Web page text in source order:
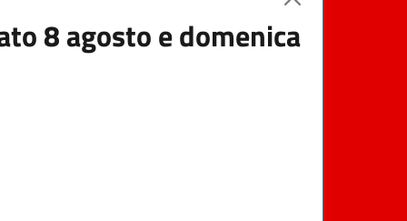
8 agosto e domenica